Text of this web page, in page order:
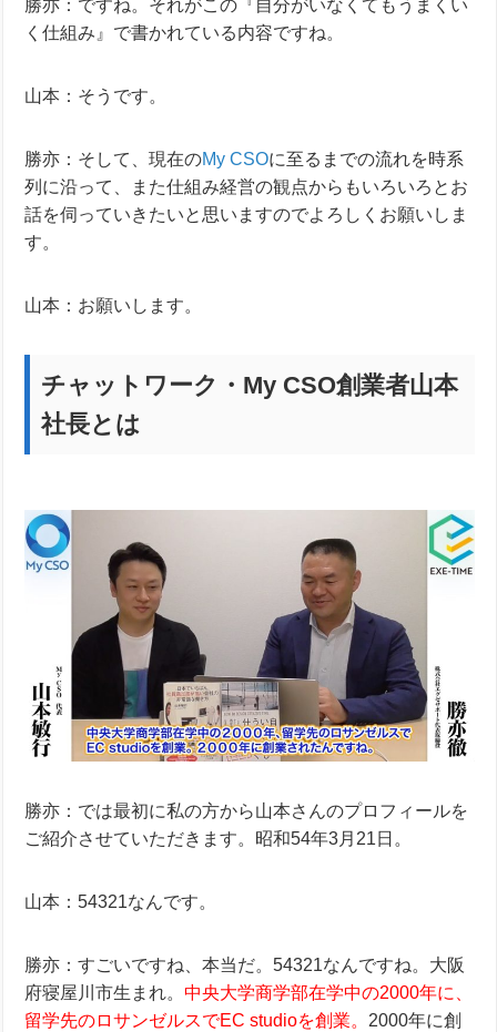
勝亦：ですね。それがこの『自分がいなくてもうまくい
く仕組み』で書かれている内容ですね。
山本：そうです。
勝亦：そして、現在のMy CSOに至るまでの流れを時系
列に沿って、また仕組み経営の観点からもいろいろとお
話を伺っていきたいと思いますのでよろしくお願いしま
す。
山本：お願いします。
チャットワーク・My CSO創業者山本
社長とは
勝亦：では最初に私の方から山本さんのプロフィールを
ご紹介させていただきます。昭和54年3月21日。
山本：54321なんです。
勝亦：すごいですね、本当だ。54321なんですね。大阪
府寝屋川市生まれ。 中央大学商学部在学中の2000年に、
留学先のロサンゼルスでEC studioを創業。 2000年に創